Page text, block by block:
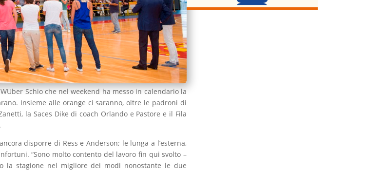
Schio che nel weekend ha messo in calendario la
Insieme alle orange ci saranno, oltre le padroni di
la Saces Dike di coach Orlando e Pastore e il Fila
disporre di Ress e Anderson; le lunga a l’esterna,
“Sono molto contento del lavoro fin qui svolto –
la stagione nel migliore dei modi nonostante le due